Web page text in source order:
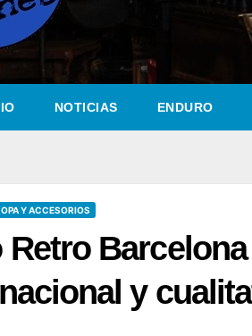
NOTICIAS ENDURO
Y ACCESORIOS
Retro
y